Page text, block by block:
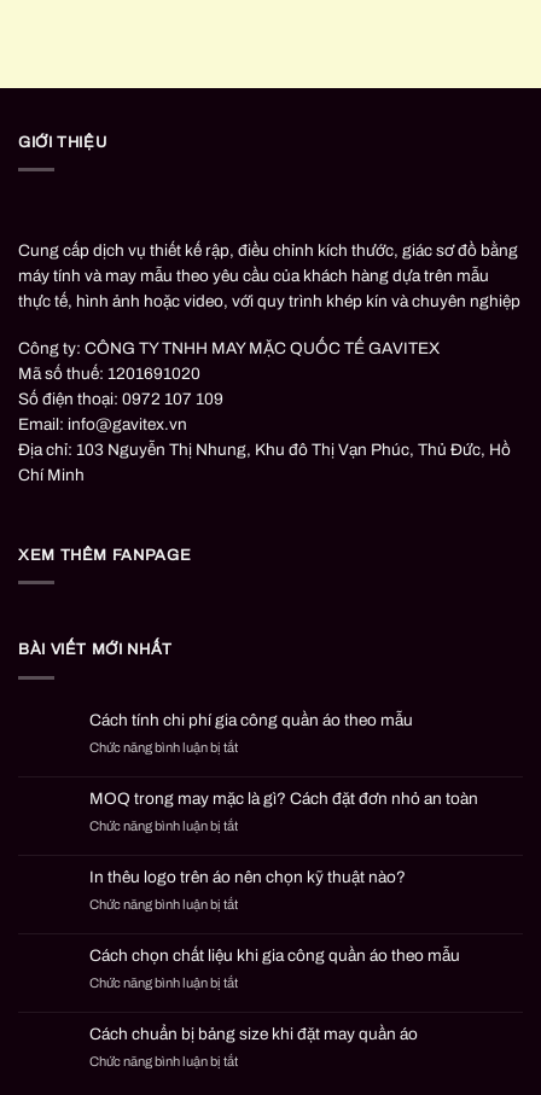
GIỚI THIỆU
Cung cấp dịch vụ thiết kế rập, điều chỉnh kích thước, giác sơ đồ bằng
máy tính và may mẫu theo yêu cầu của khách hàng dựa trên mẫu
thực tế, hình ảnh hoặc video, với quy trình khép kín và chuyên nghiệp
Công ty: CÔNG TY TNHH MAY MẶC QUỐC TẾ GAVITEX
Mã số thuế: 1201691020
Số điện thoại: 0972 107 109
Email: info@gavitex.vn
Địa chỉ: 103 Nguyễn Thị Nhung, Khu đô Thị Vạn Phúc, Thủ Đức, Hồ
Chí Minh
XEM THÊM FANPAGE
BÀI VIẾT MỚI NHẤT
Cách tính chi phí gia công quần áo theo mẫu
Chức năng bình luận bị tắtở
chi
phí
công
áo
mẫu
MOQ trong may mặc là gì? Cách đặt đơn nhỏ an toàn
Chức năng bình luận bị tắtở
may
mặc
gì?
Cách
đặt
nhỏ
toàn
In thêu logo trên áo nên chọn kỹ thuật nào?
Chức năng bình luận bị tắtở
logo
trên
nên
kỹ
Cách chọn chất liệu khi gia công quần áo theo mẫu
Chức năng bình luận bị tắtở
chất
liệu
Cách chuẩn bị bảng size khi đặt may quần áo
Chức năng bình luận bị tắtở